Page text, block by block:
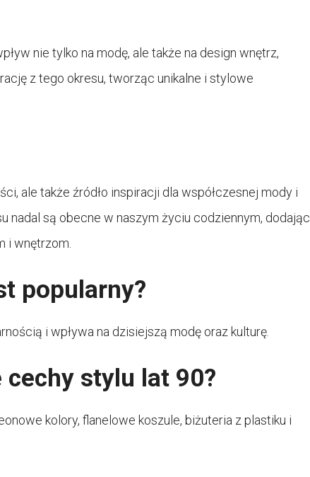
nie tylko na modę, ale także na design wnętrz,
z tego okresu, tworząc unikalne i stylowe
ale także źródło inspiracji dla współczesnej mody i
nadal są obecne w naszym życiu codziennym, dodając
i wnętrzom.
popularny?
i wpływa na dzisiejszą modę oraz kulturę.
stylu lat 90?
kolory, flanelowe koszule, biżuteria z plastiku i